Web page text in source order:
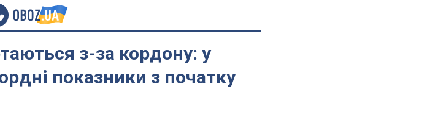
з-за кордону: у
показники з початку